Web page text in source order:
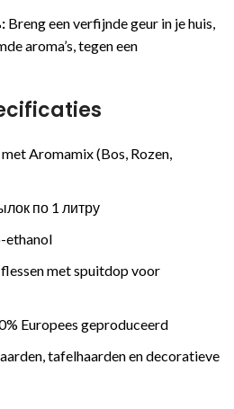
Breng een verfijnde geur in je huis,
aroma’s, tegen een
Aromamix (Bos, Rozen,
по 1 литру
ethanol
met spuitdop voor
Europees geproduceerd
tafelhaarden en decoratieve